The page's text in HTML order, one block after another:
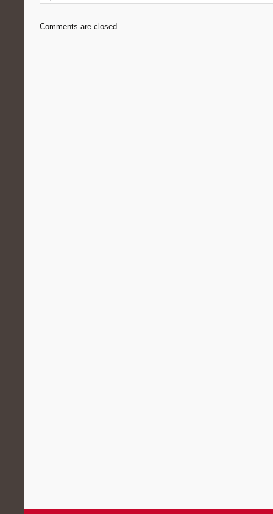
Comments are closed.